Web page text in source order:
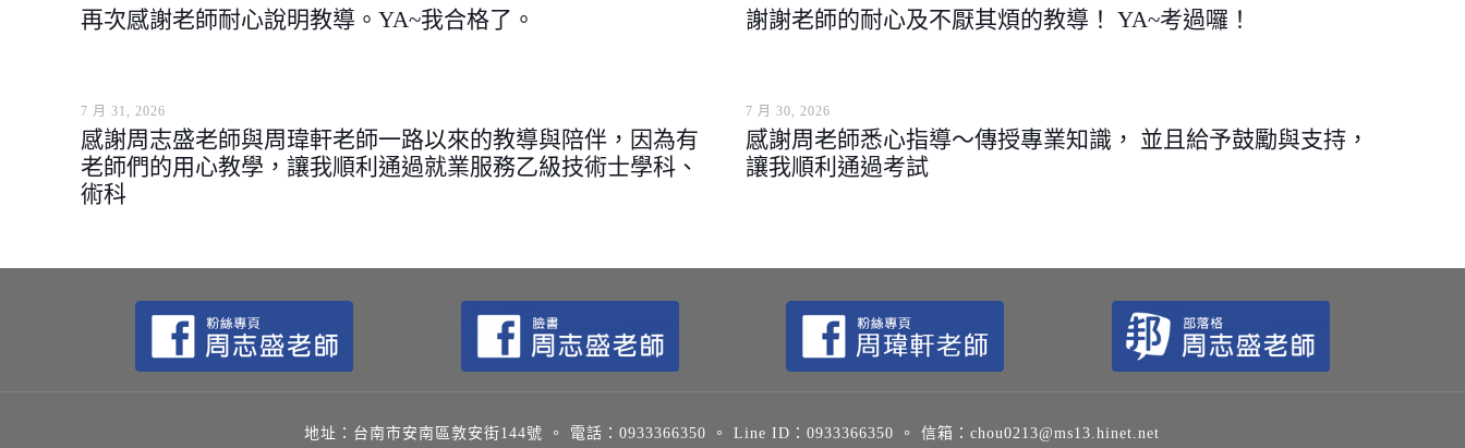
再次感謝老師耐心說明教導。YA~我合格了。 謝謝老師的耐心及不厭其煩的教導！ YA~考過囉！
7 月 31, 2026
感謝周志盛老師與周瑋軒老師一路以來的教導與陪伴，因為有
老師們的用心教學，讓我順利通過就業服務乙級技術士學科、
術科
7 月 30, 2026
感謝周老師悉心指導～傳授專業知識， 並且給予鼓勵與支持，
讓我順利通過考試
地址：台南市安南區敦安街144號 。 電話：0933366350 。 Line ID：0933366350 。 信箱：chou0213@ms13.hinet.net